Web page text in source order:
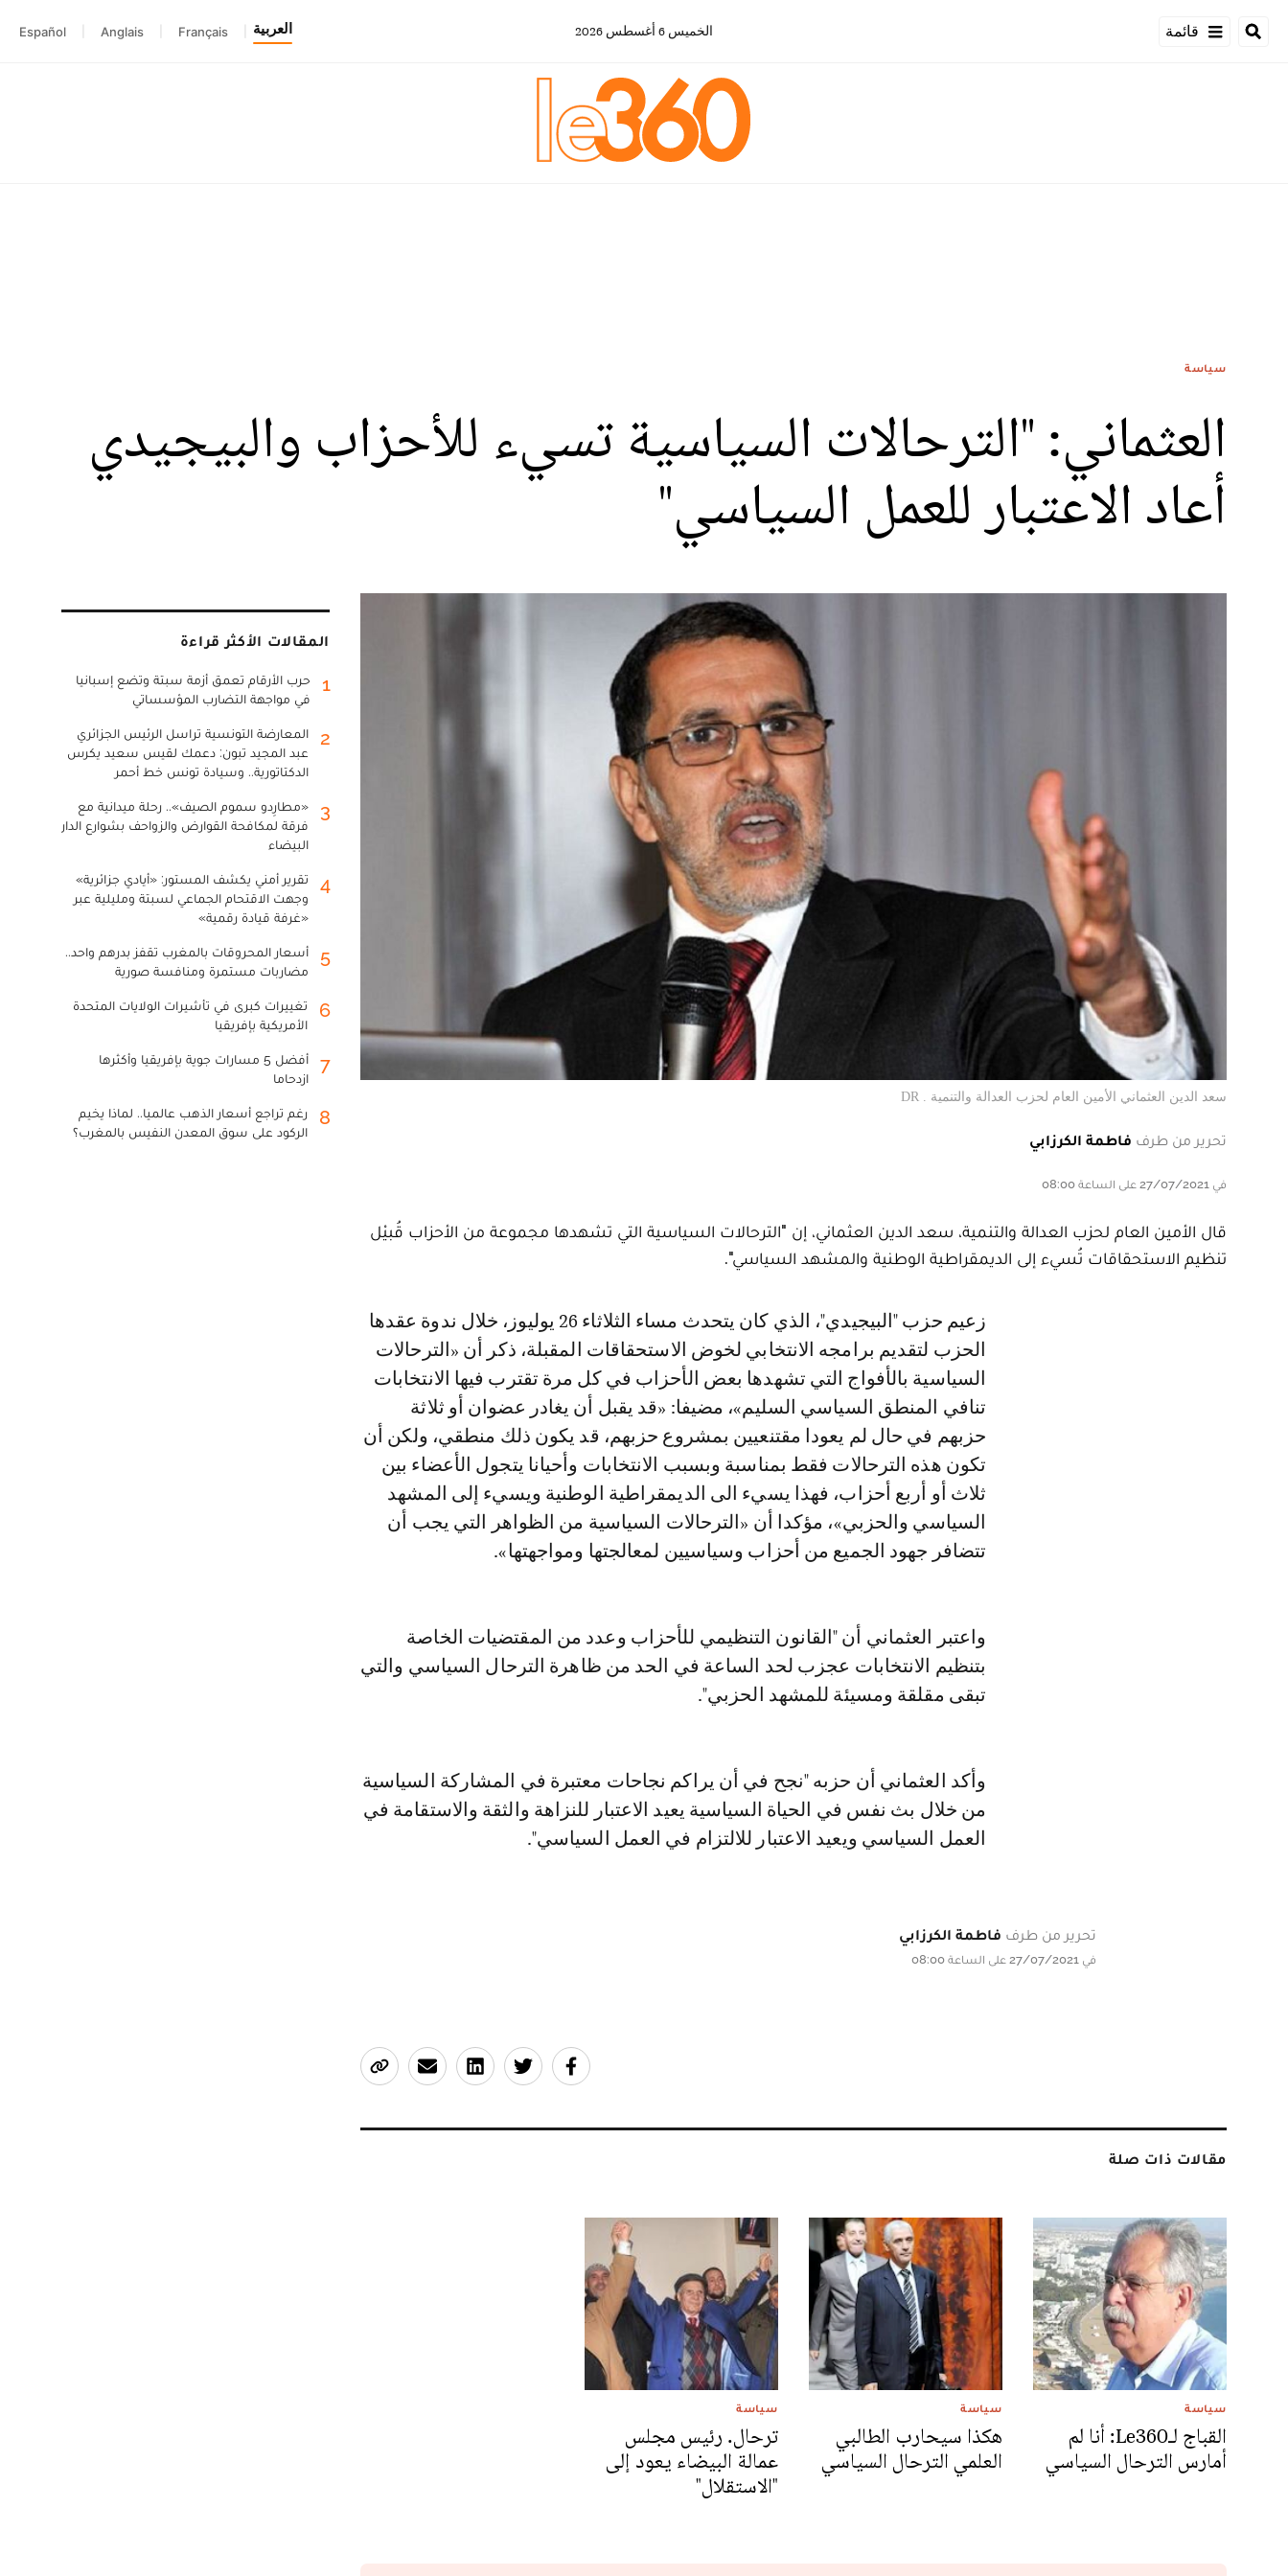
قائمة الخميس 6 أغسطس 2026 العربية Français
Anglais
Español
سياسة
العثماني: "الترحالات السياسية تسيء للأحزاب والبيجيدي
أعاد الاعتبار للعمل السياسي"
سعد الدين العثماني الأمين العام لحزب العدالة والتنمية . DR
تحرير من طرف فاطمة الكرزابي
في 27/07/2021 على الساعة 08:00
قال الأمين العام لحزب العدالة والتنمية، سعد الدين العثماني، إن "الترحالات السياسية التي تشهدها مجموعة من الأحزاب قُبيْل
تنظيم الاستحقاقات تُسيء إلى الديمقراطية الوطنية والمشهد السياسي".
زعيم حزب "البيجيدي"، الذي كان يتحدث مساء الثلاثاء 26 يوليوز، خلال ندوة عقدها
الحزب لتقديم برامجه الانتخابي لخوض الاستحقاقات المقبلة، ذكر أن «الترحالات
السياسية بالأفواج التي تشهدها بعض الأحزاب في كل مرة تقترب فيها الانتخابات
تنافي المنطق السياسي السليم»، مضيفا: «قد يقبل أن يغادر عضوان أو ثلاثة
حزبهم في حال لم يعودا مقتنعيين بمشروع حزبهم، قد يكون ذلك منطقي، ولكن أن
تكون هذه الترحالات فقط بمناسبة وبسبب الانتخابات وأحيانا يتجول الأعضاء بين
ثلاث أو أربع أحزاب، فهذا يسيء الى الديمقراطية الوطنية ويسيء إلى المشهد
السياسي والحزبي»، مؤكدا أن «الترحالات السياسية من الظواهر التي يجب أن
تتضافر جهود الجميع من أحزاب وسياسيين لمعالجتها ومواجهتها».
واعتبر العثماني أن "القانون التنظيمي للأحزاب وعدد من المقتضيات الخاصة
بتنظيم الانتخابات عجزب لحد الساعة في الحد من ظاهرة الترحال السياسي والتي
تبقى مقلقة ومسيئة للمشهد الحزبي".
وأكد العثماني أن حزبه "نجح في أن يراكم نجاحات معتبرة في المشاركة السياسية
من خلال بث نفس في الحياة السياسية يعيد الاعتبار للنزاهة والثقة والاستقامة في
العمل السياسي ويعيد الاعتبار للالتزام في العمل السياسي".
تحرير من طرف فاطمة الكرزابي
في 27/07/2021 على الساعة 08:00
مقالات ذات صلة
سياسة
القباج لـLe360: أنا لم
أمارس الترحال السياسي
سياسة
هكذا سيحارب الطالبي
العلمي الترحال السياسي
سياسة
ترحال. رئيس مجلس
عمالة البيضاء يعود إلى
"الاستقلال"
المقالات الأكثر قراءة
1
حرب الأرقام تعمق أزمة سبتة وتضع إسبانيا
في مواجهة التضارب المؤسساتي
2
المعارضة التونسية تراسل الرئيس الجزائري
عبد المجيد تبون: دعمك لقيس سعيد يكرس
الدكتاتورية.. وسيادة تونس خط أحمر
3
«مطارِدو سموم الصيف».. رحلة ميدانية مع
فرقة لمكافحة القوارض والزواحف بشوارع الدار
البيضاء
4
تقرير أمني يكشف المستور: «أيادي جزائرية»
وجهت الاقتحام الجماعي لسبتة ومليلية عبر
«غرفة قيادة رقمية»
5
أسعار المحروقات بالمغرب تقفز بدرهم واحد..
مضاربات مستمرة ومنافسة صورية
6
تغييرات كبرى في تأشيرات الولايات المتحدة
الأمريكية بإفريقيا
7
أفضل 5 مسارات جوية بإفريقيا وأكثرها
ازدحاما
8
رغم تراجع أسعار الذهب عالميا.. لماذا يخيم
الركود على سوق المعدن النفيس بالمغرب؟